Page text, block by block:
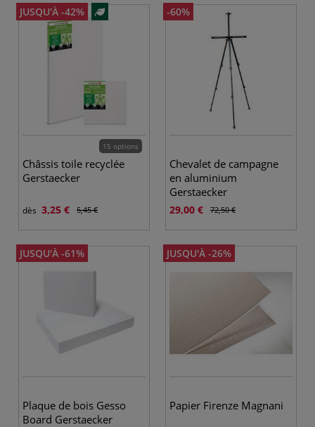
JUSQU'À -42%
15 options
Châssis toile recyclée
Gerstaecker
dès 3,25 € 5,45 €
-60%
Chevalet de campagne
en aluminium
Gerstaecker
29,00 € 72,50 €
JUSQU'À -61%
Plaque de bois Gesso
Board Gerstaecker
JUSQU'À -26%
Papier Firenze Magnani